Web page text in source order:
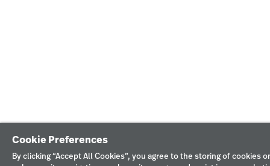
Cookie Preferences
By clicking “Accept All Cookies”, you agree to the storing of cookies